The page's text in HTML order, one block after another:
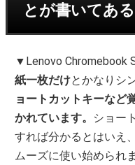
とが書いてある
▼Lenovo Chromebook
紙一枚だけとかなりシ
ョートカットキーなど
かれています。 ショー
すれば分かるとはいえ
ムーズに使い始められ